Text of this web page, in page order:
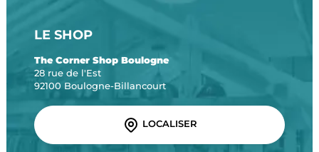
LE SHOP
The Corner Shop Boulogne
28 rue de l'Est
92100 Boulogne-Billancourt
LOCALISER